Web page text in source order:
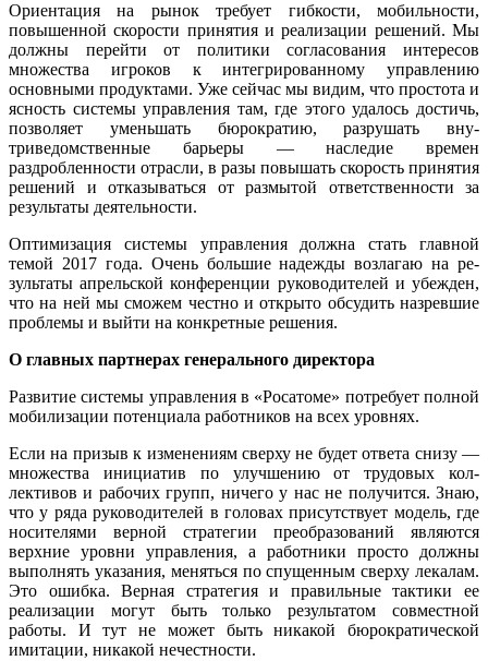
Ориентация на рынок требует гибко­сти, мобильности,
повышенной скоро­сти принятия и реализации решений. Мы
должны перейти от политики согласова­ния интересов
множества игроков к ин­тегрированному управлению
основными продуктами. Уже сейчас мы видим, что простота и
ясность системы управления там, где этого удалось достичь,
позволяет уменьшать бюрократию, разрушать вну­
триведомственные барьеры — наследие времен
раздробленности отрасли, в разы повышать скорость принятия
решений и отказываться от размытой ответствен­ности за
результаты деятельности.
Оптимизация системы управления должна стать главной
темой 2017 года. Очень большие надежды возлагаю на ре­
зультаты апрельской конференции ру­ководителей и убежден,
что на ней мы сможем честно и открыто обсудить на­зревшие
проблемы и выйти на конкрет­ные решения.
О главных партнерах генерального директора
Развитие системы управления в «Росато­ме» потребует полной
мобилизации по­тенциала работников на всех уровнях.
Если на призыв к изменениям сверху не будет ответа снизу —
множества ини­циатив по улучшению от трудовых кол­
лективов и рабочих групп, ничего у нас не получится. Знаю,
что у ряда руководи­телей в головах присутствует модель, где
носителями верной стратегии преобразо­ваний являются
верхние уровни управле­ния, а работники просто должны
выпол­нять указания, меняться по спущенным сверху лекалам.
Это ошибка. Верная стра­тегия и правильные тактики ее
реализа­ции могут быть только результатом со­вместной
работы. И тут не может быть никакой бюрократической
имитации, ни­какой нечестности.